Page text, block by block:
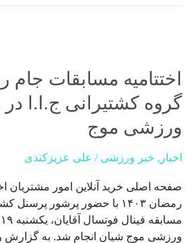
گروه کشتیرانی ج.ا.ا
ورزشی موج
اخبار , خبر ورزشی / علی عزیزکندی
صفحه اصلی خرید آنلاین امور مشتریان
رمضان ۱۴۰۳ با حضور پرشور
ورزشی موج شیان انجام شد. به گزارش
جام
رمضان
۱۴۰۳
گروه
کشتیرانی
ج.ا.ا
مجموعه
ورزشی
موج